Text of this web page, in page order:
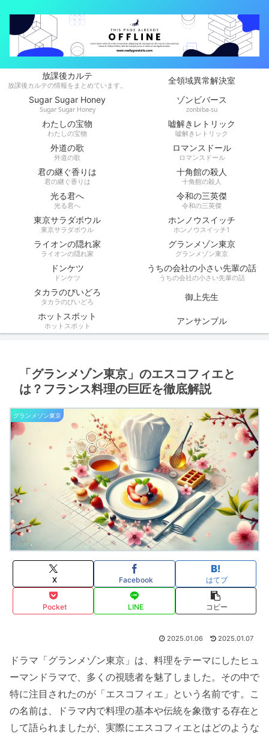
放課後カルテ
放課後カルテの情報をまとめています。
全領域異常解決室
Sugar Sugar Honey
Sugar Sugar Honey
ゾンビバース
zonbiba-su
わたしの宝物
わたしの宝物
嘘解きレトリック
嘘解きレトリック
外道の歌
外道の歌
ロマンスドール
ロマンスドール
君の継ぐ香りは
君の継ぐ香りは
十角館の殺人
十角館の殺人
光る君へ
光る君へ
令和の三英傑
令和の三英傑
東京サラダボウル
東京サラダボウル
ホンノウスイッチ
ホンノウスイッチ1
ライオンの隠れ家
ライオンの隠れ家
グランメゾン東京
グランメゾン東京
ドンケツ
ドンケツ
うちの会社の小さい先輩の話
うちの会社の小さい先輩の話
タカラのびいどろ
タカラのびいどろ
御上先生
ホットスポット
ホットスポット アンサンブル
「グランメゾン東京」のエスコフィエと
は？フランス料理の巨匠を徹底解説
グランメゾン東京
X Facebook はてブ
Pocket LINE コピー
2025.01.06 2025.01.07
ドラマ「グランメゾン東京」は、料理をテーマにしたヒュ
ーマンドラマで、多くの視聴者を魅了しました。その中で
特に注目されたのが「エスコフィエ」という名前です。こ
の名前は、ドラマ内で料理の基本や伝統を象徴する存在と
して語られましたが、実際にエスコフィエとはどのような